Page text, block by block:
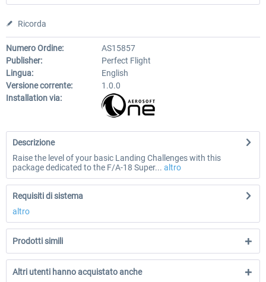
Ricorda
Numero Ordine:
AS15857
Publisher:
Perfect Flight
Lingua:
English
Versione corrente:
1.0.0
Installation via:
Descrizione
Raise the level of your basic Landing Challenges with this
package dedicated to the F/A-18 Super... altro
Requisiti di sistema
altro
Prodotti simili
Altri utenti hanno acquistato anche